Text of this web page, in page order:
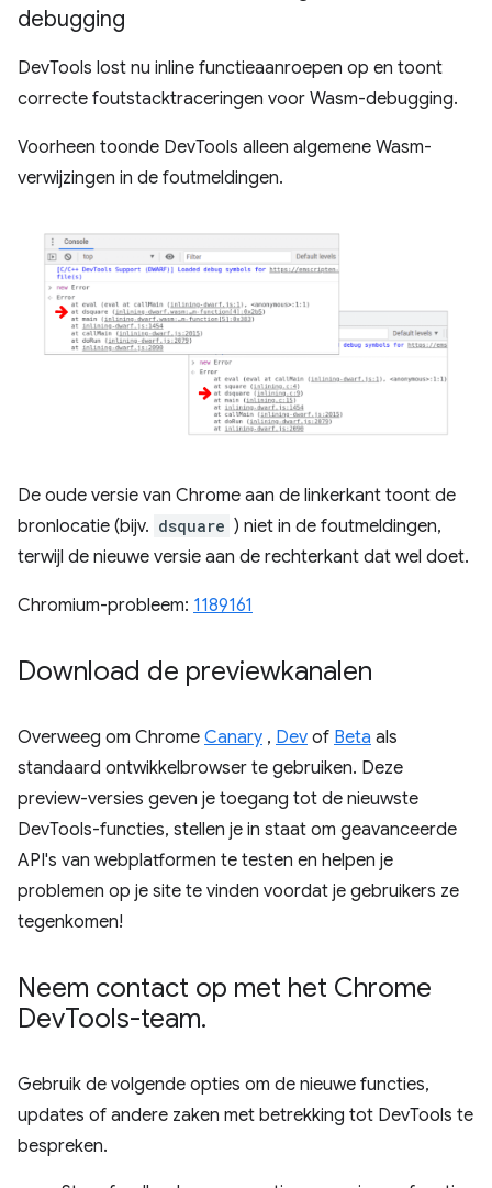
debugging
DevTools lost nu inline functieaanroepen op en toont
correcte foutstacktraceringen voor Wasm-debugging.
Voorheen toonde DevTools alleen algemene Wasm-
verwijzingen in de foutmeldingen.
De oude versie van Chrome aan de linkerkant toont de
bronlocatie (bijv. dsquare ) niet in de foutmeldingen,
terwijl de nieuwe versie aan de rechterkant dat wel doet.
Chromium-probleem: 1189161
Download de previewkanalen
Overweeg om Chrome Canary , Dev of Beta als
standaard ontwikkelbrowser te gebruiken. Deze
preview-versies geven je toegang tot de nieuwste
DevTools-functies, stellen je in staat om geavanceerde
API's van webplatformen te testen en helpen je
problemen op je site te vinden voordat je gebruikers ze
tegenkomen!
Neem contact op met het Chrome
DevTools-team.
Gebruik de volgende opties om de nieuwe functies,
updates of andere zaken met betrekking tot DevTools te
bespreken.